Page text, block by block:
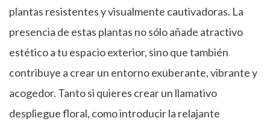
plantas resistentes y visualmente cautivadoras. La
presencia de estas plantas no sólo añade atractivo
estético a tu espacio exterior, sino que también
contribuye a crear un entorno exuberante, vibrante y
acogedor. Tanto si quieres crear un llamativo
despliegue floral, como introducir la relajante